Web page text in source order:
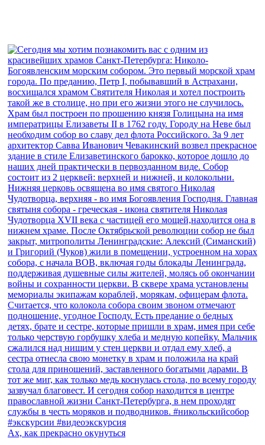
Ах, как прекрасно окунуться